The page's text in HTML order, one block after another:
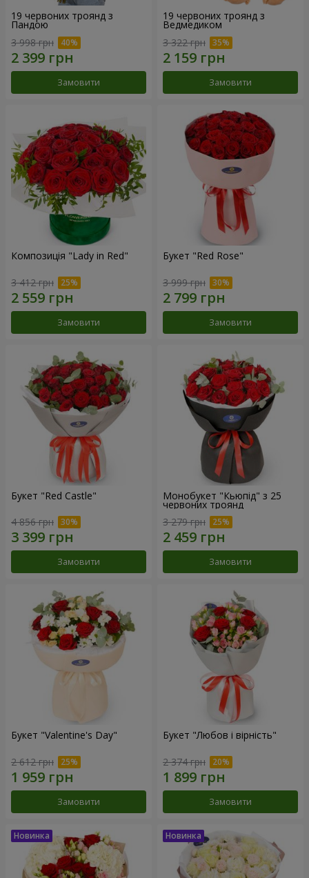
19 червоних троянд з
Пандою
3 998 грн
Замовити
19 червоних троянд з
Ведмедиком
3 322 грн
Замовити
Композиція "Lady in Red"
3 412 грн
Замовити
Букет "Red Rose"
3 999 грн
Замовити
Букет "Red Castle"
4 856 грн
Замовити
Монобукет "Кьюпід" з 25
червоних троянд
3 279 грн
Замовити
Букет "Valentine's Day"
2 612 грн
Замовити
Букет "Любов і вірність"
2 374 грн
Замовити